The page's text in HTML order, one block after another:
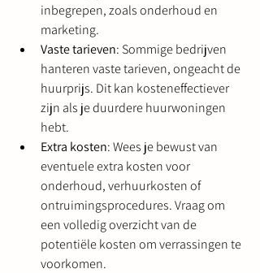
inbegrepen, zoals onderhoud en
marketing.
Vaste tarieven: Sommige bedrijven
hanteren vaste tarieven, ongeacht de
huurprijs. Dit kan kosteneffectiever
zijn als je duurdere huurwoningen
hebt.
Extra kosten: Wees je bewust van
eventuele extra kosten voor
onderhoud, verhuurkosten of
ontruimingsprocedures. Vraag om
een volledig overzicht van de
potentiële kosten om verrassingen te
voorkomen.